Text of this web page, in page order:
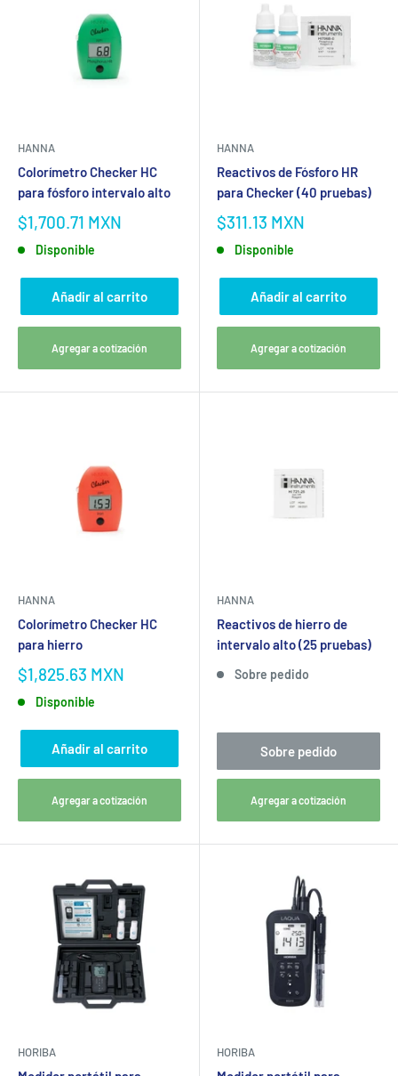
HANNA
Colorímetro Checker HC
para fósforo intervalo alto
$1,700.71 MXN
Disponible
Añadir al carrito
Agregar a cotización
HANNA
Reactivos de Fósforo HR
para Checker (40 pruebas)
$311.13 MXN
Disponible
Añadir al carrito
Agregar a cotización
HANNA
Colorímetro Checker HC
para hierro
$1,825.63 MXN
Disponible
Añadir al carrito
Agregar a cotización
HANNA
Reactivos de hierro de
intervalo alto (25 pruebas)
Sobre pedido
Sobre pedido
Agregar a cotización
HORIBA HORIBA